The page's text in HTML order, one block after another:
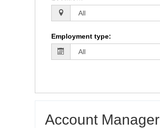
Employment type:
Account Manager